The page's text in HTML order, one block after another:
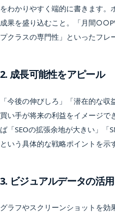
をわかりやすく端的に書きます。
成果を盛り込むこと。「月間
プクラスの専門性」といったフレ
2. 成長可能性をアピール
「今後の伸びしろ」「潜在的な収
買い手が将来の利益をイメージで
ば「SEOの拡張余地が大きい」「
という具体的な戦略ポイントを示
3. ビジュアルデータの活用
グラフやスクリーンショットを効